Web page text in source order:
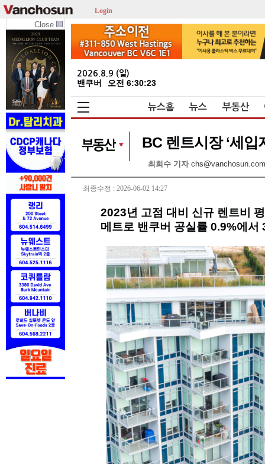
Login
Close
2026.8.9 (일)
밴쿠버 오전 6:30:23
뉴스홈 뉴스 부동산
BC 렌트시장 ‘세입
최희수 기자 chs@vanchosun.com
최종수정 : 2026-06-02 14:27
2023년 고점 대비 신규 렌트비
메트로 밴쿠버 공실률 0.9%에서